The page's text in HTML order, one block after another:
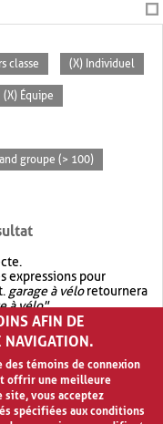
classe (X) Individuel
(X) Équipe
groupe (> 100)
expressions pour
garage à véloretournera
à vélo".
OR.garage OR vélo
quegarage à vélo
AFIN DE
NAVIGATION.
témoins de connexion
offrir une meilleure
site, vous acceptez
spécifiées aux conditions